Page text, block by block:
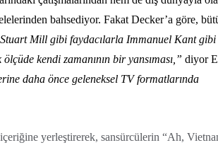
bahsediyor. Fakat Decker’a göre,
Stuart Mill gibi faydacılarla Immanuel Kant gibi
ölçüde kendi zamanının bir yansıması,” diyor
daha önce geleneksel TV formatlarında
yerleştirerek, sansürcülerin “Ah,